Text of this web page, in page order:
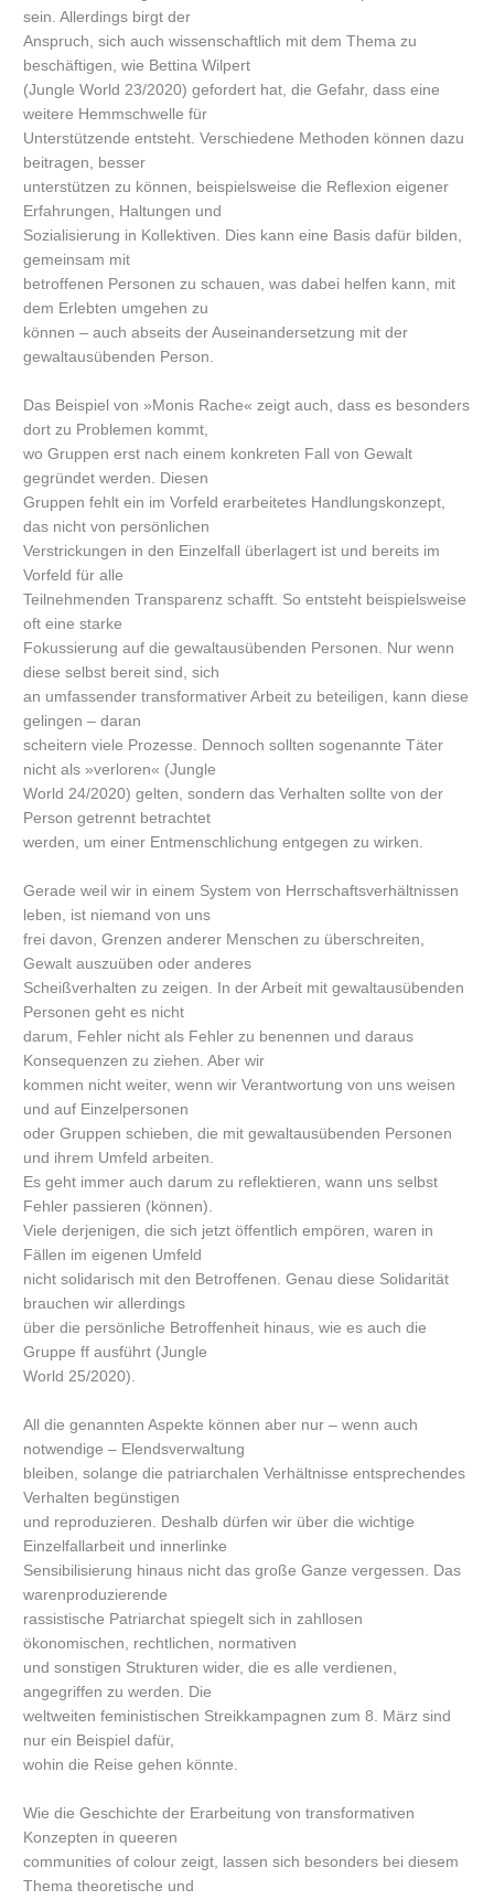
sein. Allerdings birgt der
Anspruch, sich auch wissenschaftlich mit dem Thema zu
beschäftigen, wie Bettina Wilpert
(Jungle World 23/2020) gefordert hat, die Gefahr, dass eine
weitere Hemmschwelle für
Unterstützende entsteht. Verschiedene Methoden können dazu
beitragen, besser
unterstützen zu können, beispielsweise die Reflexion eigener
Erfahrungen, Haltungen und
Sozialisierung in Kollektiven. Dies kann eine Basis dafür bilden,
gemeinsam mit
betroffenen Personen zu schauen, was dabei helfen kann, mit
dem Erlebten umgehen zu
können – auch abseits der Auseinandersetzung mit der
gewaltausübenden Person.
Das Beispiel von »Monis Rache« zeigt auch, dass es besonders
dort zu Problemen kommt,
wo Gruppen erst nach einem konkreten Fall von Gewalt
gegründet werden. Diesen
Gruppen fehlt ein im Vorfeld erarbeitetes Handlungskonzept,
das nicht von persönlichen
Verstrickungen in den Einzelfall überlagert ist und bereits im
Vorfeld für alle
Teilnehmenden Transparenz schafft. So entsteht beispielsweise
oft eine starke
Fokussierung auf die gewaltausübenden Personen. Nur wenn
diese selbst bereit sind, sich
an umfassender transformativer Arbeit zu beteiligen, kann diese
gelingen – daran
scheitern viele Prozesse. Dennoch sollten sogenannte Täter
nicht als »verloren« (Jungle
World 24/2020) gelten, sondern das Verhalten sollte von der
Person getrennt betrachtet
werden, um einer Entmenschlichung entgegen zu wirken.
Gerade weil wir in einem System von Herrschaftsverhältnissen
leben, ist niemand von uns
frei davon, Grenzen anderer Menschen zu überschreiten,
Gewalt auszuüben oder anderes
Scheißverhalten zu zeigen. In der Arbeit mit gewaltausübenden
Personen geht es nicht
darum, Fehler nicht als Fehler zu benennen und daraus
Konsequenzen zu ziehen. Aber wir
kommen nicht weiter, wenn wir Verantwortung von uns weisen
und auf Einzelpersonen
oder Gruppen schieben, die mit gewaltausübenden Personen
und ihrem Umfeld arbeiten.
Es geht immer auch darum zu reflektieren, wann uns selbst
Fehler passieren (können).
Viele derjenigen, die sich jetzt öffentlich empören, waren in
Fällen im eigenen Umfeld
nicht solidarisch mit den Betroffenen. Genau diese Solidarität
brauchen wir allerdings
über die persönliche Betroffenheit hi­naus, wie es auch die
Gruppe ff ausführt (Jungle
World 25/2020).
All die genannten Aspekte können aber nur – wenn auch
notwendige – Elendsverwaltung
bleiben, solange die patriarchalen Verhältnisse entsprechendes
Verhalten begünstigen
und reproduzieren. Deshalb dürfen wir über die wichtige
Einzelfallarbeit und innerlinke
Sensibilisierung hinaus nicht das große Ganze vergessen. Das
warenproduzierende
rassistische Patriarchat spiegelt sich in zahllosen
ökonomischen, rechtlichen, normativen
und sonstigen Strukturen wider, die es alle verdienen,
angegriffen zu werden. Die
weltweiten feministischen Streikkampagnen zum 8. März sind
nur ein Beispiel dafür,
wohin die Reise gehen könnte.
Wie die Geschichte der Erarbeitung von transformativen
Konzepten in queeren
communities of colour zeigt, lassen sich besonders bei diesem
Thema theoretische und